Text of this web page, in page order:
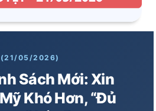
(21/05/2026)
Sách Mới: Xin
Khó Hơn, “Đủ